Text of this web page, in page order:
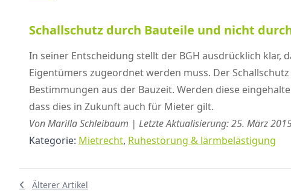
Schallschutz durch Bauteile und nicht
In seiner Entscheidung stellt der BGH ausdrücklich klar,
Eigentümers zugeordnet werden muss. Der
Bestimmungen aus der Bauzeit. Werden diese
dass dies in Zukunft auch für Mieter gilt.
Von Marilla Schleibaum | Letzte Aktualisierung: 25. März
Kategorie: Mietrecht, Ruhestörung & lärmbelästigung
Älterer Artikel